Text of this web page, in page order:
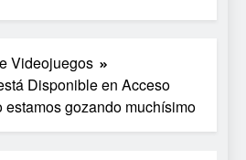
Videojuegos
Disponible en Acceso
gozando muchísimo